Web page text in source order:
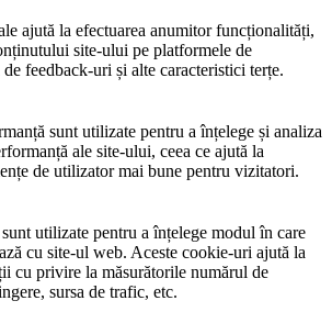
ajută la efectuarea anumitor funcționalități,
site-ului pe platformele de
feedback-uri și alte caracteristici terțe.
sunt utilizate pentru a înțelege și analiza
ale site-ului, ceea ce ajută la
de utilizator mai bune pentru vizitatori.
utilizate pentru a înțelege modul în care
cu site-ul web. Aceste cookie-uri ajută la
cu privire la măsurătorile numărul de
sursa de trafic, etc.